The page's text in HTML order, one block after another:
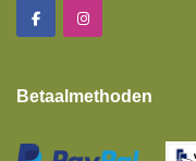
Betaalmethoden